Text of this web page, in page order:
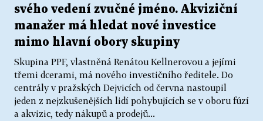
svého vedení zvučné jméno. Akviziční
manažer má hledat nové investice
mimo hlavní obory skupiny
Skupina PPF, vlastněná Renátou Kellnerovou a jejími
třemi dcerami, má nového investičního ředitele. Do
centrály v pražských Dejvicích od června nastoupil
jeden z nejzkušenějších lidí pohybujících se v oboru fúzí
a akvizic, tedy nákupů a prodejů...